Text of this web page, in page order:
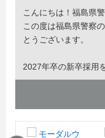
こんにちは！福島県
この度は福島県警察
とうございます。
2027年卒の新卒採用